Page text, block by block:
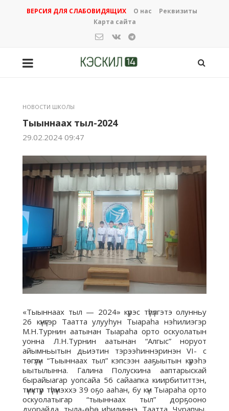
ВЕРСИЯ ДЛЯ СЛАБОВИДЯЩИХ О нас
Реквизиты
Карта сайта
НОВОСТИ ШКОЛЫ
Тыыннаах тыл-2024
29.02.2024 09:47
«Тыыннаах тыл — 2024» күрэс түһүлгэтэ олунньу
26 күнүгэр Таатта улууһун Тыараһа нэһилиэгэр
М.Н.Турнин аатынан Тыараһа орто оскуолатын
уонна Л.Н.Турнин аатынан “Алгыс” норуот
айымньытын дьиэтин тэрээһиннэринэн VI- c
төгүлүн “Тыыннаах тыл” кэпсээн ааҕыытын күрэһэ
ыытылынна. Галина Полускина ааптарыскай
бырайыагар уопсайа 56 сайаапка киирбититтэн,
түмүктүүр түһүмэххэ 39 оҕо ааһан, бу күн Тыараһа орто
оскуолатыгар “тыыннаах тыл” дорҕооно